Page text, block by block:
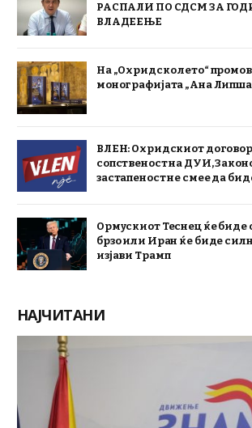
РАСПАЛИ ПО СДСМ ЗА
ВЛАДЕЕЊЕ
На „Охридско лето“
монографијата „Ана
ВЛЕН: Охридскиот договор
сопственост на ДУИ,
застапеност не смее да
Ормускиот Теснец ќе биде
брзо или Иран ќе биде
изјави Трамп
НАЈЧИТАНИ